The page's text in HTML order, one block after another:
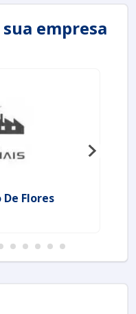
empresa
Flores